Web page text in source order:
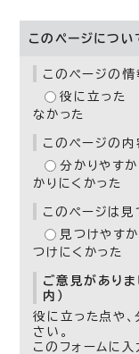
このページについ
このページの情
役に立った
なかった
このページの内
分かりやすか
かりにくかった
このページは見
見つけやす
つけにくかった
ご意見がありま
内）
役に立った点や
さい。
このフォームに